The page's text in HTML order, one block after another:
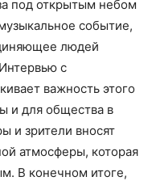
под открытым небом
событие,
людей
с
важность этого
и для общества в
и зрители вносят
атмосферы, которая
В конечном итоге,